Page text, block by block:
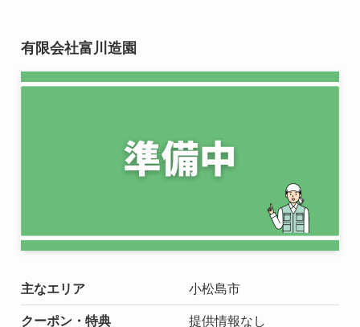
有限会社富川造園
主なエリア 小松島市
クーポン・特典 提供情報なし